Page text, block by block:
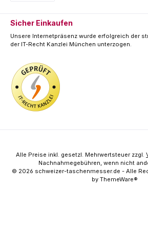
Sicher Einkaufen
Unsere Internetpräsenz wurde erfolgreich der
der IT-Recht Kanzlei München unterzogen.
Alle Preise inkl. gesetzl. Mehrwertsteuer zzgl.
Nachnahmegebühren, wenn nicht
© 2026 schweizer-taschenmesser.de - Alle
by ThemeWare®